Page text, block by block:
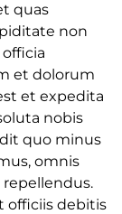
quas
non
et dolorum
et expedita
nobis
quo minus
omnis
officiis debitis